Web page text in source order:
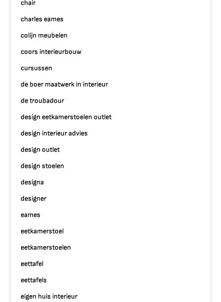
chair
charles eames
colijn meubelen
coors interieurbouw
cursussen
de boer maatwerk in interieur
de troubadour
design eetkamerstoelen outlet
design interieur advies
design outlet
design stoelen
designa
designer
eames
eetkamerstoel
eetkamerstoelen
eettafel
eettafels
eigen huis interieur